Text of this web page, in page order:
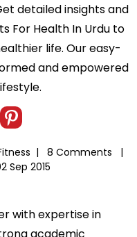
detailed insights and
For Health In Urdu to
life. Our easy-
and empowered
|
8 Comments |
Sep 2015
with expertise in
academic